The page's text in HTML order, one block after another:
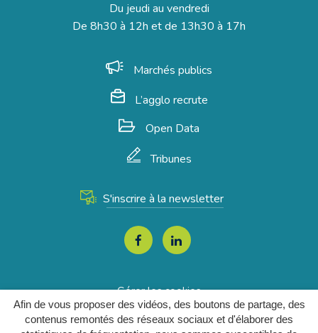
Afin de vous proposer des vidéos, des boutons de partage, des
contenus remontés des réseaux sociaux et d'élaborer des
Du jeudi au vendredi
De 8h30 à 12h et de 13h30 à 17h
Marchés publics
L’agglo recrute
Open Data
Tribunes
S'inscrire à la newsletter
Lien
compte
Facebook
Lien
compte
Linkedin
Gérer les cookies
Mentions Légales